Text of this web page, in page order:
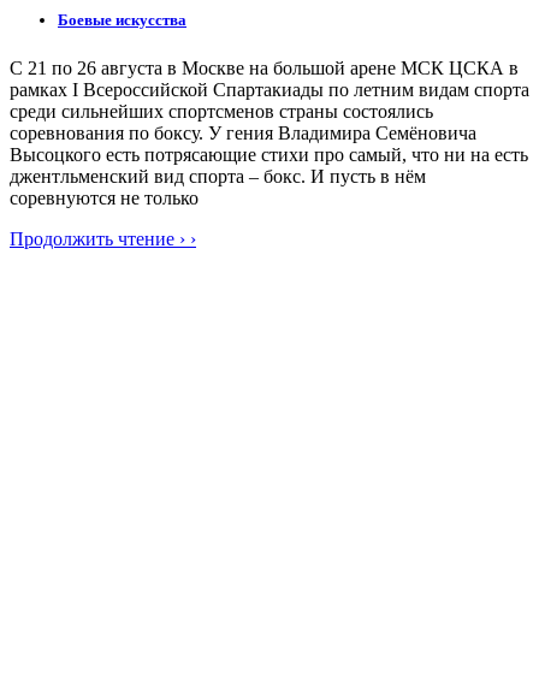
Боевые искусства
С 21 по 26 августа в Москве на большой арене МСК ЦСКА в
рамках I Всероссийской Спартакиады по летним видам спорта
среди сильнейших спортсменов страны состоялись
соревнования по боксу. У гения Владимира Семёновича
Высоцкого есть потрясающие стихи про самый, что ни на есть
джентльменский вид спорта – бокс. И пусть в нём
соревнуются не только
Продолжить чтение › ›